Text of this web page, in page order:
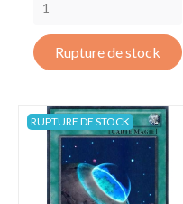
Rupture de stock
RUPTURE DE STOCK